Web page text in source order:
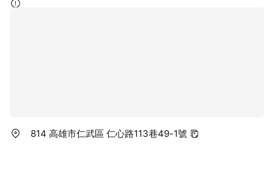
814 高雄市仁武區 仁心路113巷49-1號